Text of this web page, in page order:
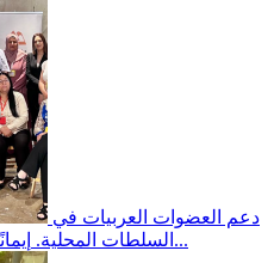
السلطات المحلية. إيمانًا بقدرة وأهمية النساء على التأثير...